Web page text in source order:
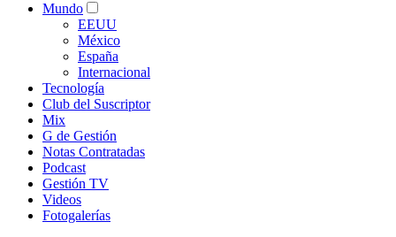
Mundo
EEUU
México
España
Internacional
Tecnología
Club del Suscriptor
Mix
G de Gestión
Notas Contratadas
Podcast
Gestión TV
Videos
Fotogalerías